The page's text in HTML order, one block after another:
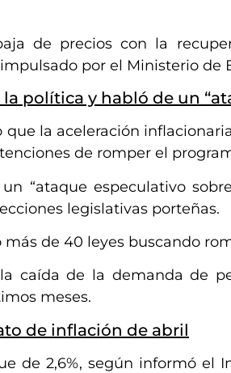
de precios con la
por el Ministerio de
política y habló de un
que la aceleración
de romper el
“ataque especulativo
legislativas porteñas.
más de 40 leyes buscando
caída de la demanda de
meses.
de inflación de abril
de 2,6%, según informó el